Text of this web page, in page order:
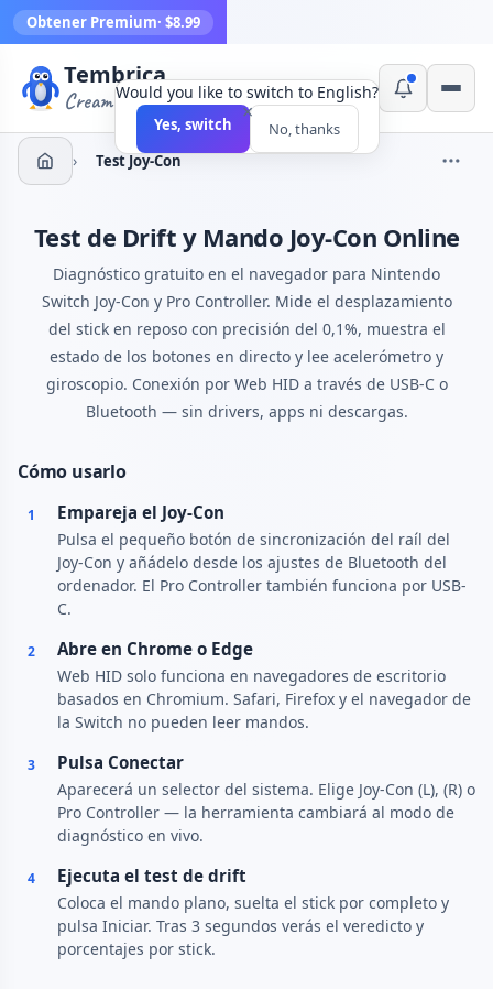
Obtener Premium· $8.99
Tembrica
Creamos herramientas
› Test Joy-Con
Test de Drift y Mando Joy-Con Online
Diagnóstico gratuito en el navegador para Nintendo
Switch Joy-Con y Pro Controller. Mide el desplazamiento
del stick en reposo con precisión del 0,1%, muestra el
estado de los botones en directo y lee acelerómetro y
giroscopio. Conexión por Web HID a través de USB-C o
Bluetooth — sin drivers, apps ni descargas.
Cómo usarlo
1 Empareja el Joy-Con
Pulsa el pequeño botón de sincronización del raíl del
Joy-Con y añádelo desde los ajustes de Bluetooth del
ordenador. El Pro Controller también funciona por USB-
C.
2 Abre en Chrome o Edge
Web HID solo funciona en navegadores de escritorio
basados en Chromium. Safari, Firefox y el navegador de
la Switch no pueden leer mandos.
3 Pulsa Conectar
Aparecerá un selector del sistema. Elige Joy-Con (L), (R) o
Pro Controller — la herramienta cambiará al modo de
diagnóstico en vivo.
4 Ejecuta el test de drift
Coloca el mando plano, suelta el stick por completo y
pulsa Iniciar. Tras 3 segundos verás el veredicto y
porcentajes por stick.
×
Would you like to switch to English?
Yes, switch No, thanks